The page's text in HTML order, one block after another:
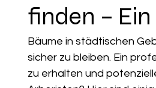
finden –
Bäume in städtischen
sicher zu bleiben. Ein
zu erhalten und